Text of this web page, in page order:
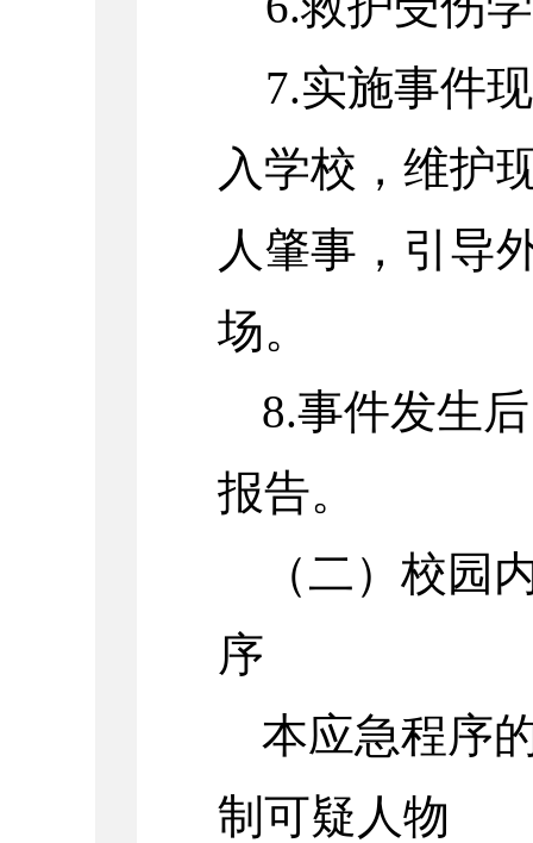
7.实施事件
入学校，维护
人肇事，引导
场。
8.事件发生
报告。
（二）校园
序
本应急程序
制可疑人物